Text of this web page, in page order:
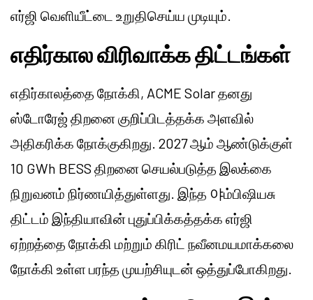
எர்ஜி வெளியீட்டை உறுதிசெய்ய முடியும்.
எதிர்கால விரிவாக்க திட்டங்கள்
எதிர்காலத்தை நோக்கி, ACME Solar தனது
ஸ்டோரேஜ் திறனை குறிப்பிடத்தக்க அளவில்
அதிகரிக்க நோக்குகிறது. 2027 ஆம் ஆண்டுக்குள்
10 GWh BESS திறனை செயல்படுத்த இலக்கை
நிறுவனம் நிர்ணயித்துள்ளது. இந்த 야ம்பிஷியசு
திட்டம் இந்தியாவின் புதுப்பிக்கத்தக்க எர்ஜி
ஏற்றத்தை நோக்கி மற்றும் கிரிட் நவீனமயமாக்கலை
நோக்கி உள்ள பரந்த முயற்சியுடன் ஒத்துப்போகிறது.